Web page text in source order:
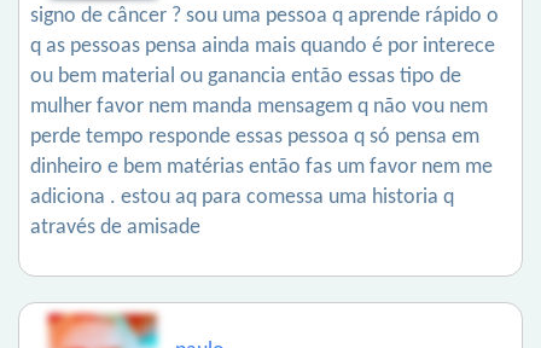
signo de câncer ? sou uma pessoa q aprende rápido o
q as pessoas pensa ainda mais quando é por interece
ou bem material ou ganancia então essas tipo de
mulher favor nem manda mensagem q não vou nem
perde tempo responde essas pessoa q só pensa em
dinheiro e bem matérias então fas um favor nem me
adiciona . estou aq para comessa uma historia q
através de amisade